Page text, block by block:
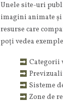
Unele site-uri
imagini animate
resurse care
poți vedea
Categorii
Sisteme
Zone de